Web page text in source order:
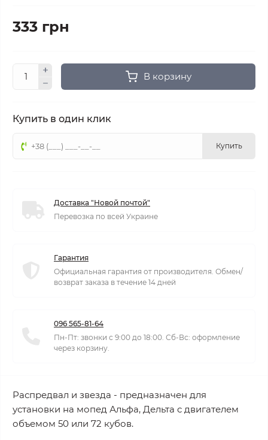
333 грн
В корзину
Купить в один клик
Купить
Доставка "Новой почтой"
Перевозка по всей Украине
Гарантия
Официальная гарантия от производителя. Обмен/
возврат заказа в течение 14 дней
096 565-81-64
Пн-Пт: звонки с 9:00 до 18:00. Сб-Вс: оформление
через корзину.
Распредвал и звезда - предназначен для
установки на мопед Альфа, Дельта с двигателем
объемом 50 или 72 кубов.